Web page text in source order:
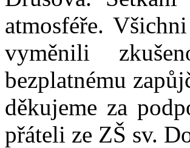
atmosféře.
vyměnili
bezplatnému
děkujeme za
přáteli ze ZŠ sv.